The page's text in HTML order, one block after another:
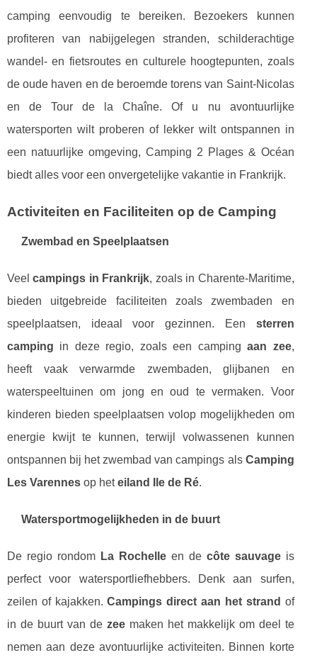
camping eenvoudig te bereiken. Bezoekers kunnen
profiteren van nabijgelegen stranden, schilderachtige
wandel- en fietsroutes en culturele hoogtepunten, zoals
de oude haven en de beroemde torens van Saint-Nicolas
en de Tour de la Chaîne. Of u nu avontuurlijke
watersporten wilt proberen of lekker wilt ontspannen in
een natuurlijke omgeving, Camping 2 Plages & Océan
biedt alles voor een onvergetelijke vakantie in Frankrijk.
Activiteiten en Faciliteiten op de Camping
Zwembad en Speelplaatsen
Veelcampings in Frankrijk, zoals in Charente-Maritime,
bieden uitgebreide faciliteiten zoals zwembaden en
speelplaatsen, ideaal voor gezinnen. Een sterren
camping in deze regio, zoals een campingaan zee,
heeft vaak verwarmde zwembaden, glijbanen en
waterspeeltuinen om jong en oud te vermaken. Voor
kinderen bieden speelplaatsen volop mogelijkheden om
energie kwijt te kunnen, terwijl volwassenen kunnen
ontspannen bij het zwembad van campings als Camping
Les Varennes op heteiland Ile de Ré.
Watersportmogelijkheden in de buurt
De regio rondom La Rochelleen de côte sauvageis
perfect voor watersportliefhebbers. Denk aan surfen,
zeilen of kajakken.Campings direct aan het strand of
in de buurt van de zeemaken het makkelijk om deel te
nemen aan deze avontuurlijke activiteiten. Binnen korte